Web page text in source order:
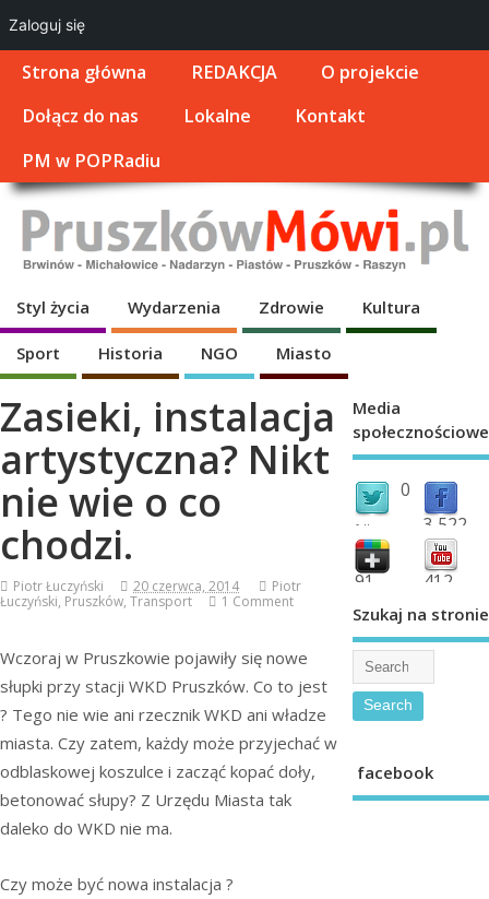
Strona główna REDAKCJA
O projekcie
Dołącz do nas
Lokalne
Kontakt
PM w POPRadiu
Styl życia Wydarzenia Zdrowie Kultura
Sport Historia NGO Miasto
Zasieki, instalacja
artystyczna? Nikt
nie wie o co
chodzi.
Piotr Łuczyński 20 czerwca, 2014
Piotr
Łuczyński, Pruszków, Transport 1 Comment
Wczoraj w Pruszkowie pojawiły się nowe
słupki przy stacji WKD Pruszków. Co to jest
? Tego nie wie ani rzecznik WKD ani władze
miasta. Czy zatem, każdy może przyjechać w
odblaskowej koszulce i zacząć kopać doły,
betonować słupy? Z Urzędu Miasta tak
daleko do WKD nie ma.
Czy może być nowa instalacja ?
Media
społecznościowe
0
followers 3,522
fans
91 412
Szukaj na stronie
facebook
Zaloguj się